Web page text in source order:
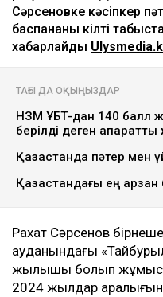
Сәрсеновке кәсіпкер
баспананың кілті
хабарлайды
ТАҒЫ ДА ОҚЫҢЫЗДАР
НЗМ ҰБТ-дан 140 балл
берілді деген ақпаратты
Қазақстанда пәтер мен
Қазақстандағы ең арзан
Рахат Сәрсенов
ауданындағы
жылқышы болып жұмыс
2024 жылдар